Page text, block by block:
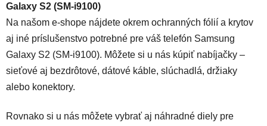
Galaxy S2 (SM-i9100)
Na našom e-shope nájdete okrem ochranných fólií a krytov
aj iné príslušenstvo potrebné pre váš telefón Samsung
Galaxy S2 (SM-i9100). Môžete si u nás kúpiť nabíjačky –
sieťové aj bezdrôtové, dátové káble, slúchadlá, držiaky
alebo konektory.
Rovnako si u nás môžete vybrať aj náhradné diely pre